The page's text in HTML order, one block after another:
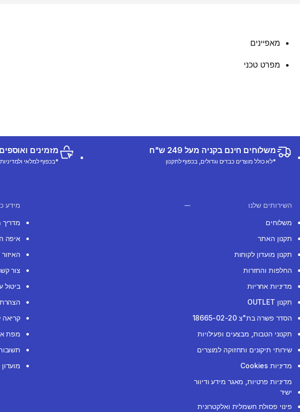
מאפיינים
מפרט טכני
משלוחים חינם בקניה מעל 249 ש"ח
*לא כולל מוצרים כבדים וגדולים, בכפוף לתקנון
מזמינים
*בכפוף למלאי
השירותים שלנו
משלוחים
תקנון האתר
תקנון מועדון לקוחות
החלפות והחזרות
מדיניות אחריות
תקנון OUTLET
הסדר פשרה בת"צ 18665-02-20
תקנוני הטבות, מבצעים ופעילויות
שירותי תיקונים ותחזוקה למוצרים
מדיניות Cookies
מדיניות פרטיות, מאגר מידע ודיוור
ישיר
פינוי פסולת חשמלית ואלקטרונית
מידע
מדריך
איפה
צור
ביטול
הצהרת
קריאה
מפת